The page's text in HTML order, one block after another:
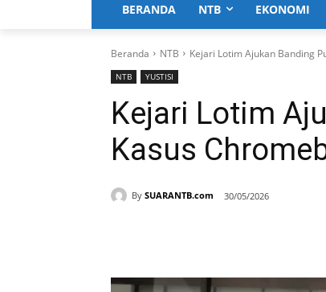
BERANDA NTB EKONOMI
Beranda NTB Kejari Lotim Ajukan Banding
NTB YUSTISI
Kejari Lotim
Kasus
By SUARANTB.com 30/05/2026